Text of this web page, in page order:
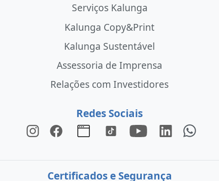
Serviços Kalunga
Kalunga Copy&Print
Kalunga Sustentável
Assessoria de Imprensa
Relações com Investidores
Redes Sociais
Certificados e Segurança